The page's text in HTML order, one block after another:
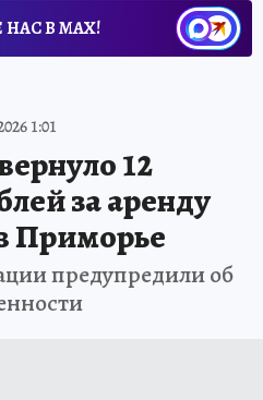
НАС В МАХ!
1:01
12
за аренду
Приморье
предупредили об